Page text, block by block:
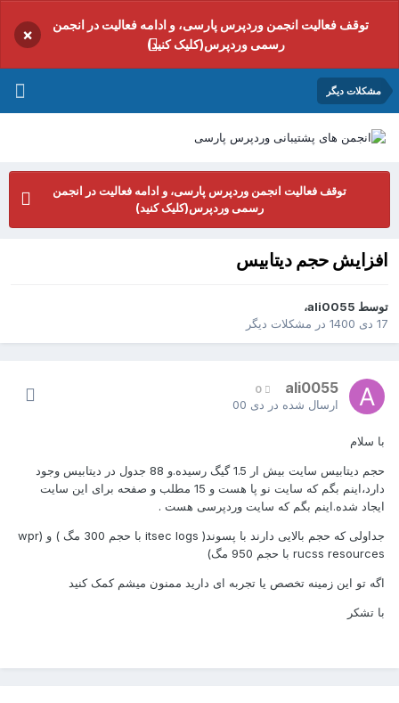
توقف فعالیت انجمن وردپرس پارسی، و ادامه فعالیت در انجمن
رسمی وردپرس(کلیک کنید)
×
مشکلات دیگر
توقف فعالیت انجمن وردپرس پارسی، و ادامه فعالیت در انجمن
رسمی وردپرس(کلیک کنید)
افزایش حجم دیتابیس
توسط ali0055،
17 دی 1400
در مشکلات دیگر
ali0055
0
ارسال شده در دی 00
با سلام
حجم دیتابیس سایت بیش ار 1.5 گیگ رسیده.و 88 جدول در دیتابیس وجود
دارد،اینم بگم که سایت نو پا هست و 15 مطلب و صفحه برای این سایت
ایجاد شده.اینم بگم که سایت وردپرسی هست .
جداولی که حجم بالایی دارند با پسوند( itsec logs با حجم 300 مگ ) و (wpr
rucss resources با حجم 950 مگ)
اگه تو این زمینه تخصص یا تجربه ای دارید ممنون میشم کمک کنید
با تشکر